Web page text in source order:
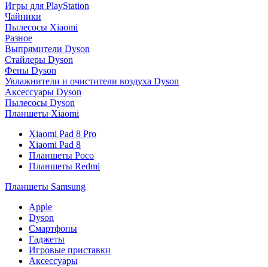
Игры для PlayStation
Чайники
Пылесосы Xiaomi
Разное
Выпрямители Dyson
Стайлеры Dyson
Фены Dyson
Увлажнители и очистители воздуха Dyson
Аксессуары Dyson
Пылесосы Dyson
Планшеты Xiaomi
Xiaomi Pad 8 Pro
Xiaomi Pad 8
Планшеты Poco
Планшеты Redmi
Планшеты Samsung
Apple
Dyson
Смартфоны
Гаджеты
Игровые приставки
Аксессуары